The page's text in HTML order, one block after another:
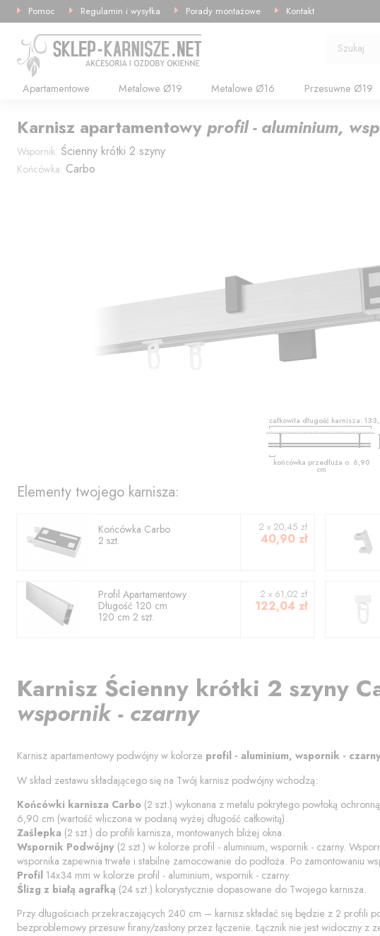
Szukaj
Apartamentowe Metalowe Ø19 Metalowe Ø16 Przesuwne Ø19
Pomoc Regulamin i wysyłka Porady montażowe Kontakt
Karnisz apartamentowy profil - aluminium,
Wspornik: Ścienny krótki 2 szyny
Końcówka: Carbo
całkowita długość karnisza:
końcówka przedłuża o: 6,90
cm
Elementy twojego karnisza:
Końcówka Carbo
2 szt.
2 x 20,45 zł
40,90 zł
ProfilApartamentowy
Długość 120 cm
120 cm2 szt.
2 x 61,02 zł
122,04 zł
Karnisz Ścienny krótki 2 szyny
wspornik - czarny
Karnisz apartamentowy podwójny w kolorze profil - aluminium, wspornik -
W skład zestawu składającego się na Twój karnisz podwójny wchodzą:
Końcówki karnisza Carbo (2 szt.) wykonana z metalu pokrytego powłoką
6,90 cm (wartość wliczona w podaną wyżej długość całkowitą).
Zaślepka (2 szt.) do profili karnisza, montowanych bliżej okna.
Wspornik Podwójny (2 szt.) w kolorze profil - aluminium, wspornik - czarny.
wspornika zapewnia trwałe i stabilne zamocowanie do podłoża. Po zamontowaniu
Profil 14x34 mm w kolorze profil - aluminium, wspornik - czarny.
Ślizg z białą agrafką (24 szt.) kolorystycznie dopasowane do Twojego karnisza.
Przy długościach przekraczających 240 cm – karnisz składać się będzie z 2 profili
bezproblemowy przesuw firany/zasłony przez łączenie. Łącznik nie jest widoczny z